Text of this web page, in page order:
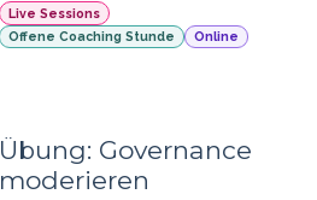
Live Sessions
Offene Coaching Stunde
Online
Übung: Governance
moderieren